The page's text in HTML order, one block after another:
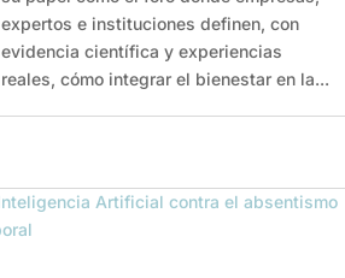
expertos e instituciones definen, con
evidencia científica y experiencias
reales, cómo integrar el bienestar en la...